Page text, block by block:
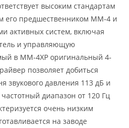
высоким стандартам
его предшественником MM-4 и
активных систем, включая
и управляющую
в МM-4ХP оригинальный 4-
позволяет добиться
звукового давления 113 дБ и
диапазон от 120 Гц
очень низким
на заводе